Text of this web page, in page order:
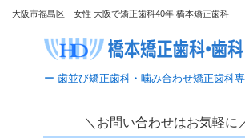
大阪市福島区 女性 大阪で矯正歯科40年 橋本矯正歯科
＼お問い合わせはお気軽に